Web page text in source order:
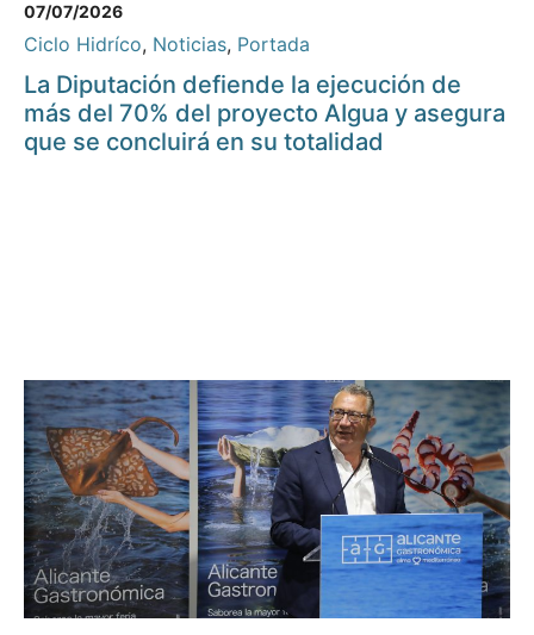
07/07/2026
Ciclo Hidríco, Noticias, Portada
La Diputación defiende la ejecución de
más del 70% del proyecto AIgua y asegura
que se concluirá en su totalidad